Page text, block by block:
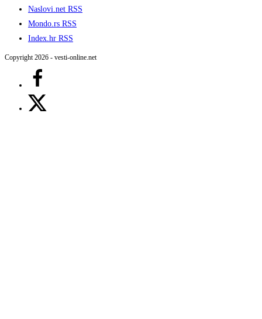
Naslovi.net RSS
Mondo.rs RSS
Index.hr RSS
Copyright 2026 - vesti-online.net